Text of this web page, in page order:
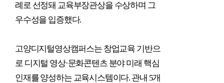
례로 선정돼 교육부장관상을 수상하며 그
우수성을 입증했다.
고양디지털영상캠퍼스는 창업교육 기반으
로 디지털 영상·문화콘텐츠 분야 미래 핵심
인재를 양성하는 교육시스템이다. 관내 5개